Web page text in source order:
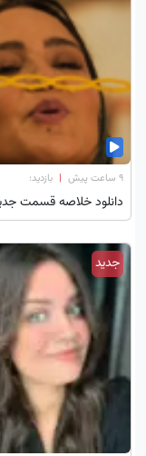
۹ ساعت پیش | بازدید:
دانلود خلاصه قسمت
جدید